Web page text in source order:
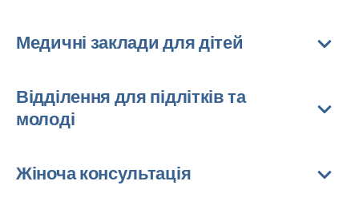
Медичні заклади для дітей
Відділення для підлітків та
молоді
Жіноча консультація